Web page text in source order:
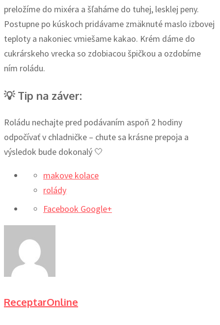
preložíme do mixéra a šľaháme do tuhej, lesklej peny.
Postupne po kúskoch pridávame zmäknuté maslo izbovej
teploty a nakoniec vmiešame kakao. Krém dáme do
cukrárskeho vrecka so zdobiacou špičkou a ozdobíme
ním roládu.
💡 Tip na záver:
Roládu nechajte pred podávaním aspoň 2 hodiny
odpočívať v chladničke – chute sa krásne prepoja a
výsledok bude dokonalý 🤍
makove kolace
rolády
Facebook Google+
ReceptarOnline